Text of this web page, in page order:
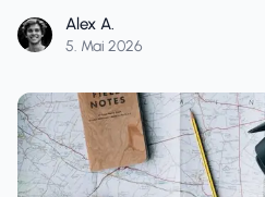
Reisedaten.
Alex A.
5. Mai 2026